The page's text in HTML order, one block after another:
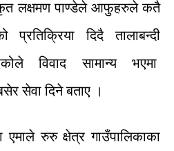
लक्षमण पाण्डेले आफुहरुले कतै
प्रतिक्रिया दिदैतालाबन्दी
विवाद सामान्य
भएमा
सेवा दिनेबताए ।
एमाले रुरु क्षेत्र गाउँपालिकाका